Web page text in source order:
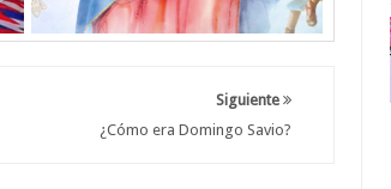
Siguiente
¿Cómo era Domingo Savio?